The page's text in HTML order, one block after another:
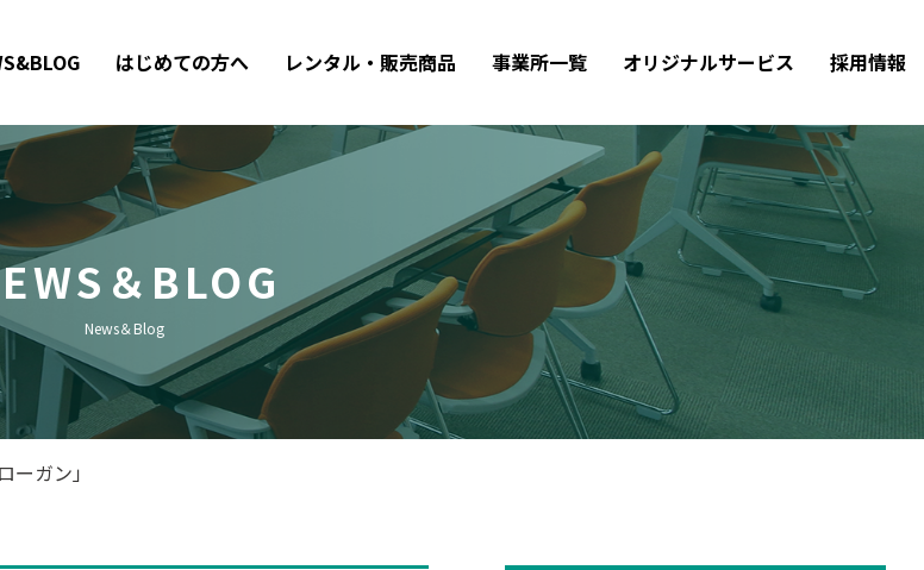
はじめての方へ レンタル・販売商品 事業所一覧 オリジナルサービス 採用情報
＆BLOG
News＆Blog
ガン」